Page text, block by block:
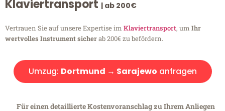
Klaviertransport | ab 200€
Vertrauen Sie auf unsere Expertise im Klaviertransport, um Ihr
wertvolles Instrument sicherab 200€ zu befördern.
Umzug: Dortmund → Sarajewo anfragen
Für einen detaillierte Kostenvoranschlag zu Ihrem Anliegen